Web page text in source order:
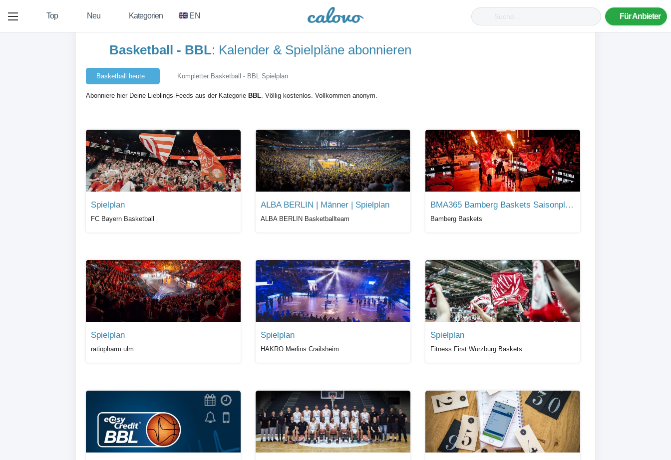
Top Neu Kategorien EN Für Anbieter
Basketball - BBL: Kalender & Spielpläne abonnieren
Basketball heute Kompletter Basketball - BBL Spielplan
Abonniere hier Deine Lieblings-Feeds aus der Kategorie BBL . Völlig kostenlos. Vollkommen anonym.
Spielplan
FC Bayern Basketball
ALBA BERLIN | Männer | Spielplan
ALBA BERLIN Basketballteam
BMA365 Bamberg Baskets Saisonplan 26/27 (BBL & Events)
Bamberg Baskets
Spielplan
ratiopharm ulm
Spielplan
HAKRO Merlins Crailsheim
Spielplan
Fitness First Würzburg Baskets